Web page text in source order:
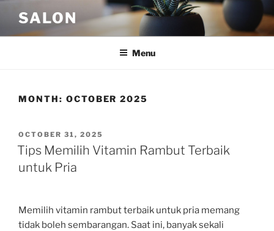
content
SALON
Menu
MONTH: OCTOBER 2025
POSTED
ON
OCTOBER 31, 2025
Tips Memilih Vitamin Rambut Terbaik
untuk Pria
Memilih vitamin rambut terbaik untuk pria memang
tidak boleh sembarangan. Saat ini, banyak sekali